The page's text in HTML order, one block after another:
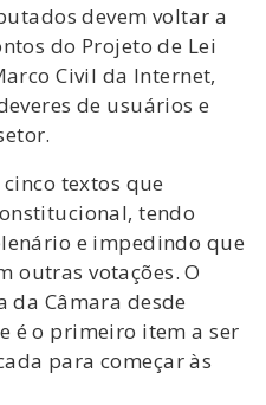
devem voltar a
do Projeto de Lei
Civil da Internet,
de usuários e
textos que
tendo
e impedindo que
outras votações. O
da Câmara desde
é o primeiro item a ser
para começar às